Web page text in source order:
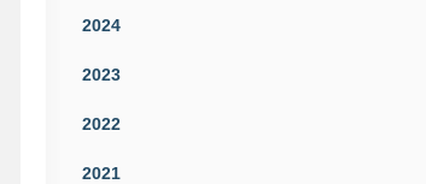
2024
2023
2022
2021